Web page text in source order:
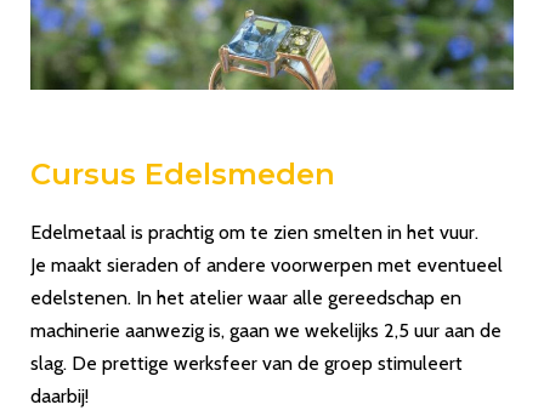
Cursus Edelsmeden
Edelmetaal is prachtig om te zien smelten in het vuur.
Je maakt sieraden of andere voorwerpen met eventueel
edelstenen. In het atelier waar alle gereedschap en
machinerie aanwezig is, gaan we wekelijks 2,5 uur aan de
slag. De prettige werksfeer van de groep stimuleert
daarbij!